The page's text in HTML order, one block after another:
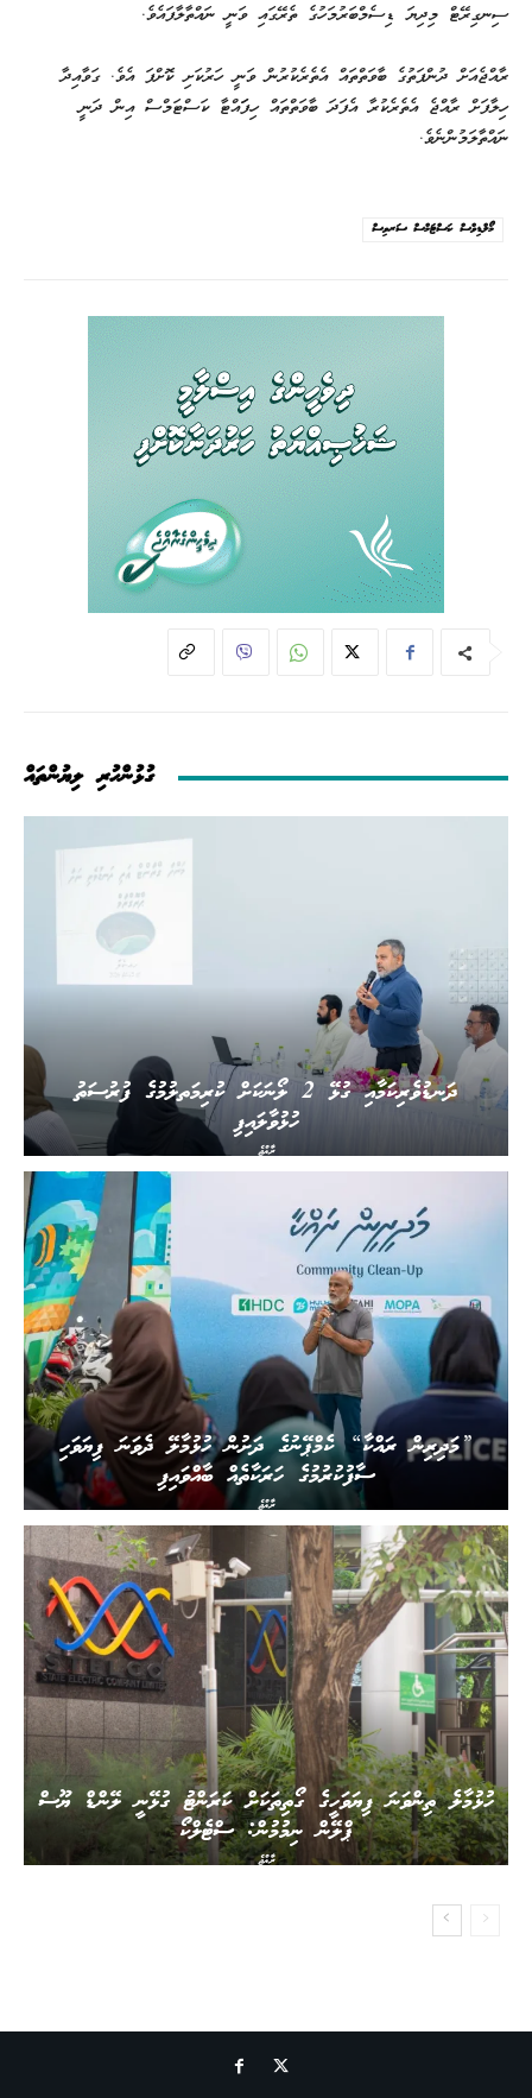
ސިނގިރޭޓް މިދިޔަ ޑިސެމްބަރުމަހުގެ ތެރޭގައި ވަނީ ނައްތާލާފައެވެ.
ރާއްޖެއަށް ދުންފަތުގެ ބާވަތްތައް އެތެރެކުރުން ވަނީ ހަރުކަށި ކޮށްފަ އެވެ. ގަވާއިދާ
ހިލާފަށް ރާއްޖެ އެތެރެކުރާ އެފަދަ ބާވަތްތައް ހިފަައްޓާ ކަސްޓަމްސް އިން ދަނީ
ނައްތާލަމުންނެވެ.
މޯލްޑިވްސް ކަސްޓަމްސް ސަރވިސް
ގުޅުންހުރި ލިޔުންތައް
ރާއްޖެ
ދަނޑުވެރިކަމާއި ގުޅޭ 2 ލޯނަކަށް ކުރިމަތލުމުގެ ފުރުސަތު
ހުޅުވާލައިފި
ރާއްޖެ
”މަދިރިން ރައްކާ“ ކެމްޕޭނުގެ ދަށުން ހުޅުމާލޭ ދެވަނަ ފިޔަވަހި
ސާފުކުރުމުގެ ހަރަކާތެއް ބާއްވައިފި
ރާއްޖެ
ހުޅުމާލެ ތިންވަނަ ފިޔަވަހީގެ ގޯތިތަކަށް ކަރަންޓު ގުޅޭނީ ލޭންޑް ޔޫސް
ޕްލޭން ނިމުމުން: ސްޓެލްކޯ